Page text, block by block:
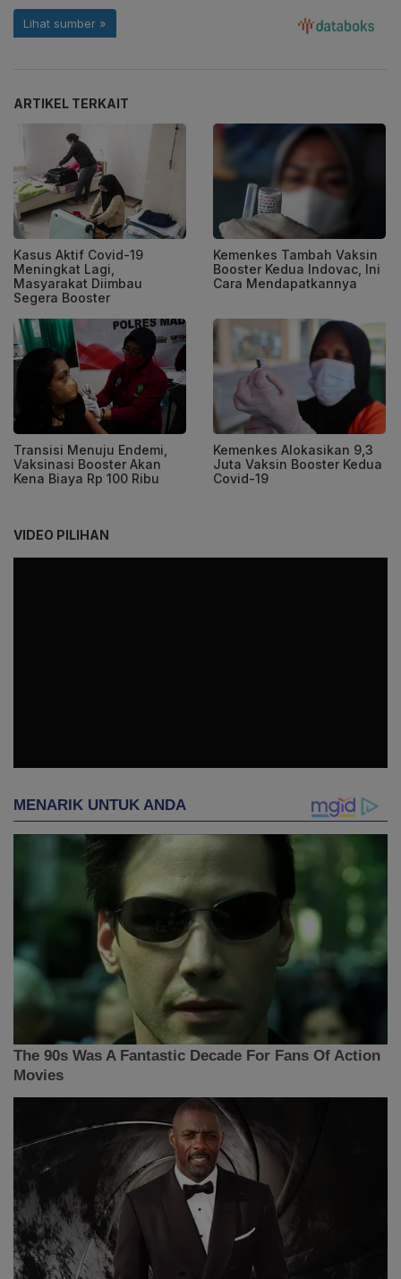
ARTIKEL TERKAIT
Kasus Aktif Covid-19
Meningkat Lagi,
Masyarakat Diimbau
Segera Booster
Kemenkes Tambah Vaksin
Booster Kedua Indovac, Ini
Cara Mendapatkannya
Transisi Menuju Endemi,
Vaksinasi Booster Akan
Kena Biaya Rp 100 Ribu
Kemenkes Alokasikan 9,3
Juta Vaksin Booster Kedua
Covid-19
VIDEO PILIHAN